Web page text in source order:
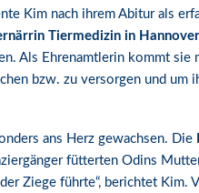
Kim nach ihrem Abitur als
Tiermedizin in Hannover
Als Ehrenamtlerin kommt
bzw. zu versorgen und um
ans Herz gewachsen. Die
fütterten Odins
Ziege führte“, berichtet